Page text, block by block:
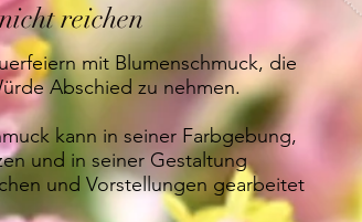
reichen
mit Blumenschmuck, die
Abschied zu nehmen.
kann in seiner Farbgebung,
und in seiner Gestaltung
und Vorstellungen gearbeitet